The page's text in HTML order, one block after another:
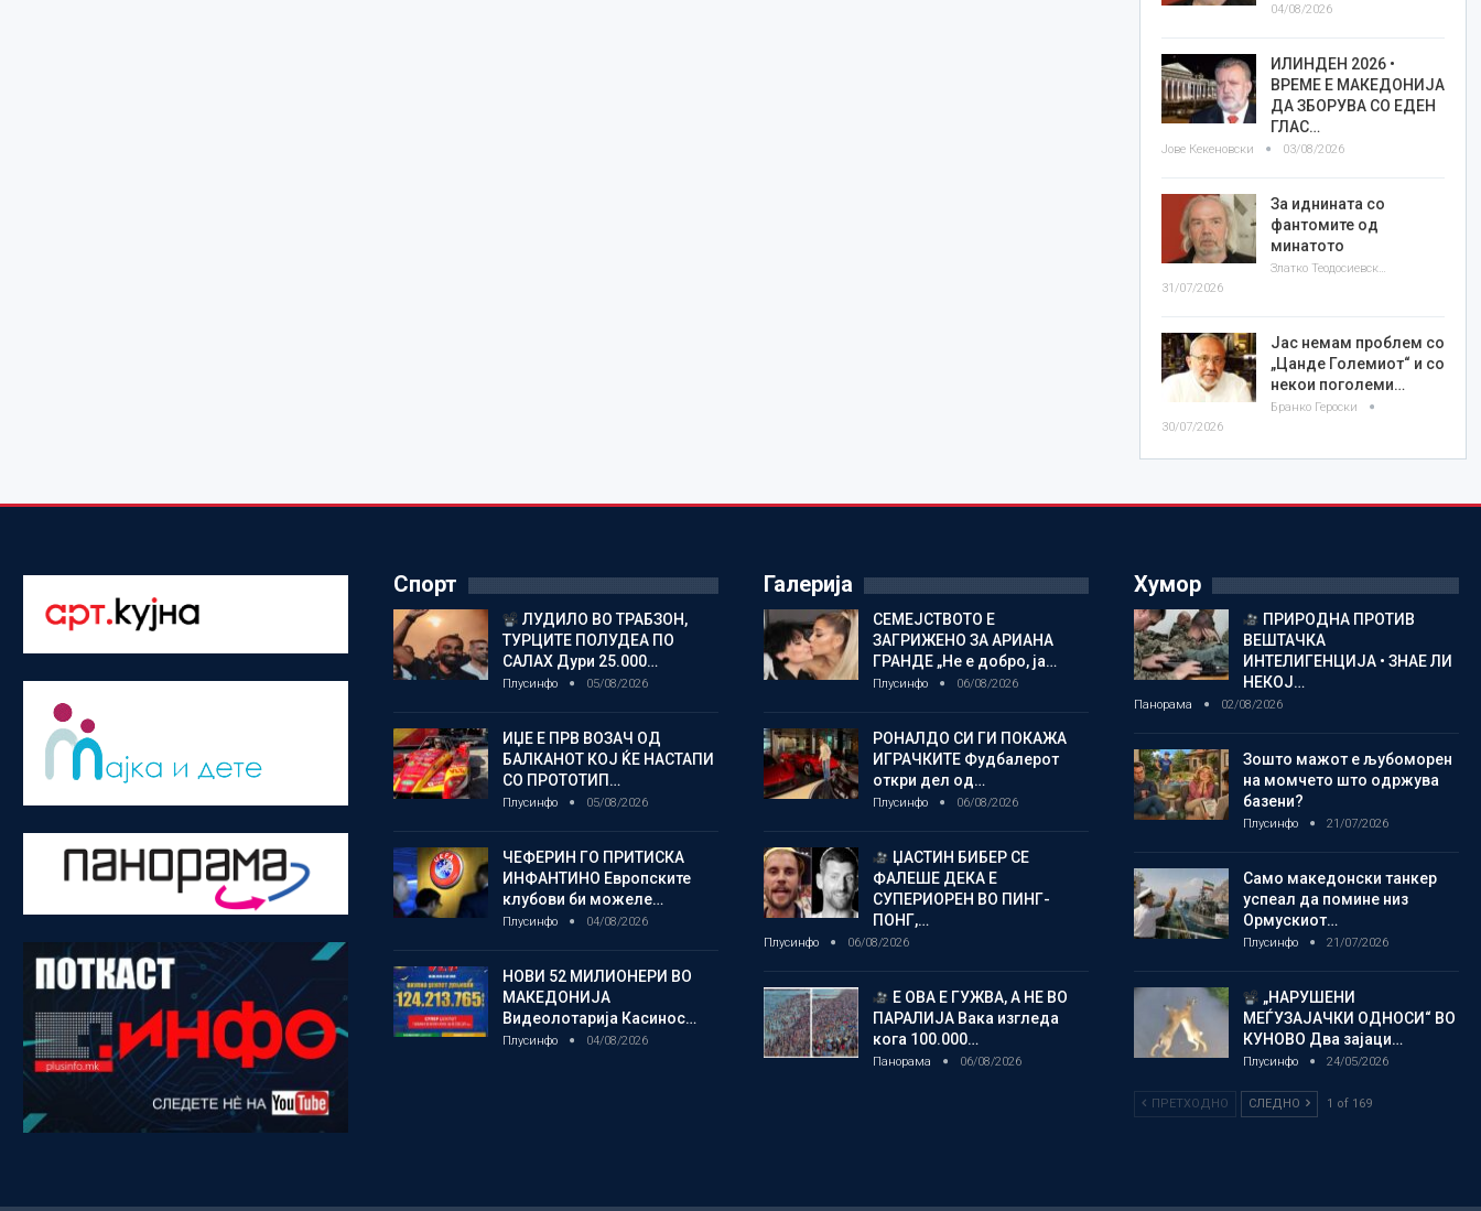
04/08/2026
ИЛИНДЕН 2026 •
ВРЕМЕ Е МАКЕДОНИЈА
ДА ЗБОРУВА СО ЕДЕН
ГЛАС…
Јове Кекеновски 03/08/2026
За иднината со
фантомите од
минатото
Златко Теодосиевски
31/07/2026
Јас немам проблем со
„Цанде Големиот“ и со
некои поголеми…
Бранко Героски
30/07/2026
Спорт
ЛУДИЛО ВО ТРАБЗОН,
ТУРЦИТЕ ПОЛУДЕА ПО
САЛАХ Дури 25.000…
Плусинфо 05/08/2026
ИЏЕ Е ПРВ ВОЗАЧ ОД
БАЛКАНОТ КОЈ ЌЕ НАСТАПИ
СО ПРОТОТИП…
Плусинфо 05/08/2026
ЧЕФЕРИН ГО ПРИТИСКА
ИНФАНТИНО Европските
клубови би можеле…
Плусинфо 04/08/2026
НОВИ 52 МИЛИОНЕРИ ВО
МАКЕДОНИЈА
Видеолотарија Касинос…
Плусинфо 04/08/2026
Галерија
СЕМЕЈСТВОТО Е
ЗАГРИЖЕНО ЗА АРИАНА
ГРАНДЕ „Не е добро, ја…
Плусинфо 06/08/2026
РОНАЛДО СИ ГИ ПОКАЖА
ИГРАЧКИТЕ Фудбалерот
откри дел од…
Плусинфо 06/08/2026
ЏАСТИН БИБЕР СЕ
ФАЛЕШЕ ДЕКА Е
СУПЕРИОРЕН ВО ПИНГ-
ПОНГ,…
Плусинфо 06/08/2026
Е ОВА Е ГУЖВА, А НЕ ВО
ПАРАЛИЈА Вака изгледа
кога 100.000…
Панорама 06/08/2026
Хумор
ПРИРОДНА ПРОТИВ
ВЕШТАЧКА
ИНТЕЛИГЕНЦИЈА • ЗНАЕ ЛИ
НЕКОЈ…
Панорама 02/08/2026
Зошто мажот е љубоморен
на момчето што одржува
базени?
Плусинфо 21/07/2026
Само македонски танкер
успеал да помине низ
Ормускиот…
Плусинфо 21/07/2026
„НАРУШЕНИ
МЕЃУЗАЈАЧКИ ОДНОСИ“ ВО
КУНОВО Два зајаци…
Плусинфо 24/05/2026
ПРЕТХОДНО СЛЕДНО 1 of 169